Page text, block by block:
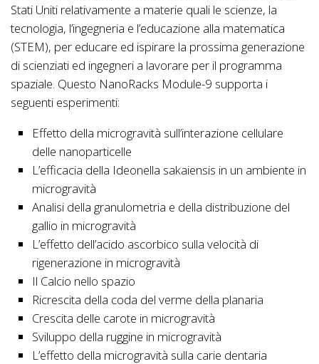
Stati Uniti relativamente a materie quali le scienze, la
tecnologia, l’ingegneria e l’educazione alla matematica
(STEM), per educare ed ispirare la prossima generazione
di scienziati ed ingegneri a lavorare per il programma
spaziale. Questo NanoRacks Module-9 supporta i
seguenti esperimenti:
Effetto della microgravità sull’interazione cellulare
delle nanoparticelle
L’efficacia della Ideonella sakaiensis in un ambiente in
microgravità
Analisi della granulometria e della distribuzione del
gallio in microgravità
L’effetto dell’acido ascorbico sulla velocità di
rigenerazione in microgravità
Il Calcio nello spazio
Ricrescita della coda del verme della planaria
Crescita delle carote in microgravità
Sviluppo della ruggine in microgravità
L’effetto della microgravità sulla carie dentaria